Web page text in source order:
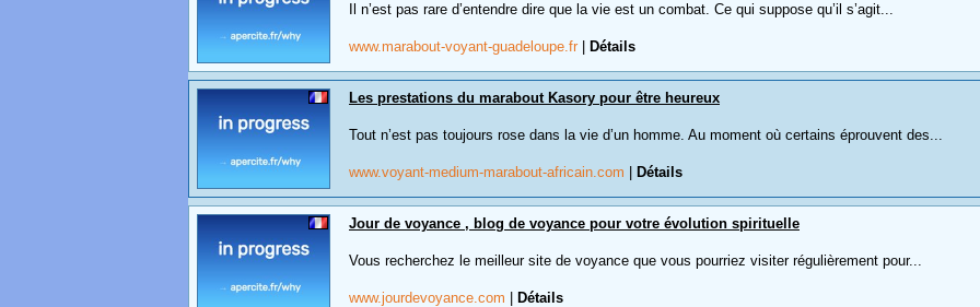
Il n’est pas rare d’entendre dire que la vie est un combat. Ce qui suppose qu’il s’agit...
www.marabout-voyant-guadeloupe.fr Détails
Les prestations du marabout Kasory pour être heureux
Tout n’est pas toujours rose dans la vie d’un homme. Au moment où certains éprouvent des...
www.voyant-medium-marabout-africain.com Détails
Jour de voyance , blog de voyance pour votre évolution spirituelle
Vous recherchez le meilleur site de voyance que vous pourriez visiter régulièrement pour...
www.jourdevoyance.com Détails